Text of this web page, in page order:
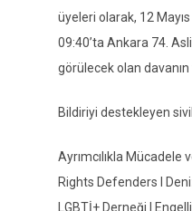
üyeleri olarak, 12
09:40’ta Ankara 74.
görülecek olan davanın
Bildiriyi destekleyen
Ayrımcılıkla Mücadele
Rights Defenders I
LGBTİ+ Derneği I